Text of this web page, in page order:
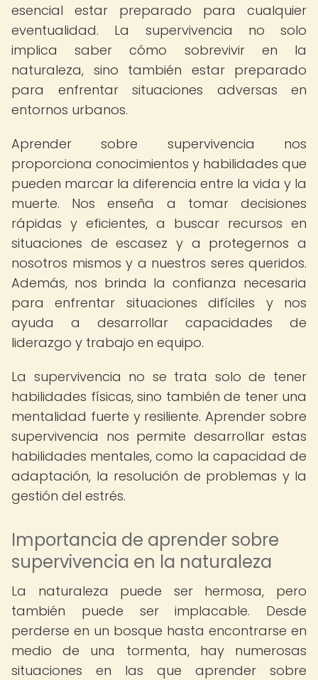
esencial estar preparado para cualquier
eventualidad. La supervivencia no solo
implica saber cómo sobrevivir en la
naturaleza, sino también estar preparado
para enfrentar situaciones adversas en
entornos urbanos.
Aprender sobre supervivencia nos
proporciona conocimientos y habilidades que
pueden marcar la diferencia entre la vida y la
muerte. Nos enseña a tomar decisiones
rápidas y eficientes, a buscar recursos en
situaciones de escasez y a protegernos a
nosotros mismos y a nuestros seres queridos.
Además, nos brinda la confianza necesaria
para enfrentar situaciones difíciles y nos
ayuda a desarrollar capacidades de
liderazgo y trabajo en equipo.
La supervivencia no se trata solo de tener
habilidades físicas, sino también de tener una
mentalidad fuerte y resiliente. Aprender sobre
supervivencia nos permite desarrollar estas
habilidades mentales, como la capacidad de
adaptación, la resolución de problemas y la
gestión del estrés.
Importancia de aprender sobre
supervivencia en la naturaleza
La naturaleza puede ser hermosa, pero
también puede ser implacable. Desde
perderse en un bosque hasta encontrarse en
medio de una tormenta, hay numerosas
situaciones en las que aprender sobre